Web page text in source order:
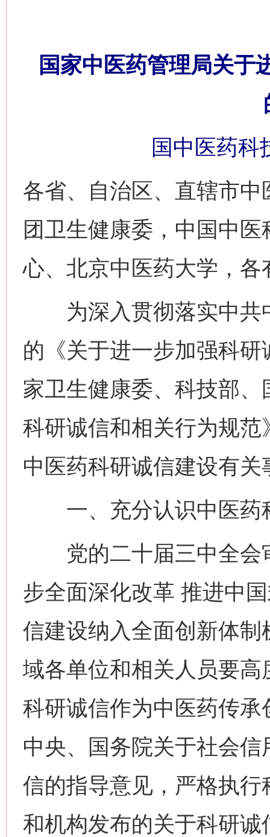
国家中医药管理局关于
国中医药科
各省、自治区、直辖市
团卫生健康委，中国中
心、北京中医药大学，各
为深入贯彻落实中共
的《关于进一步加强科
家卫生健康委、科技部
科研诚信和相关行为规
中医药科研诚信建设有
一、充分认识中医药
党的二十届三中全会
步全面深化改革 推进中
信建设纳入全面创新体
域各单位和相关人员要
科研诚信作为中医药传
中央、国务院关于社会
信的指导意见，严格执
和机构发布的关于科研